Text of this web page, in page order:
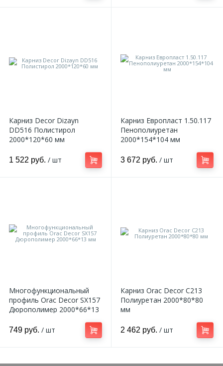
Карниз Decor Dizayn
DD516 Полистирол
2000*120*60 мм
1 522 руб. / шт
Карниз Европласт 1.50.117
Пенополиуретан
2000*154*104 мм
3 672 руб. / шт
Многофункциональный
профиль Orac Decor SX157
Дюрополимер 2000*66*13
749 руб. / шт
Карниз Orac Decor C213
Полиуретан 2000*80*80
мм
2 462 руб. / шт